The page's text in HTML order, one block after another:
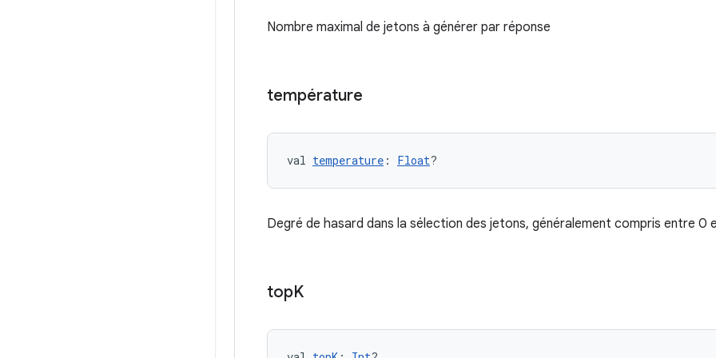
Nombre maximal de jetons à générer par réponse
température
val temperature : Float?
Degré de hasard dans la sélection des jetons, généralement compris entre 0
topK